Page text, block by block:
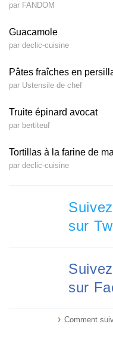
par FANDOM
Guacamole
par declic-cuisine
Pâtes fraîches en
par Ustensile de chef
Truite épinard avocat
par bertiteuf
Tortillas à la farine de
par declic-cuisine
sur
sur
Comment